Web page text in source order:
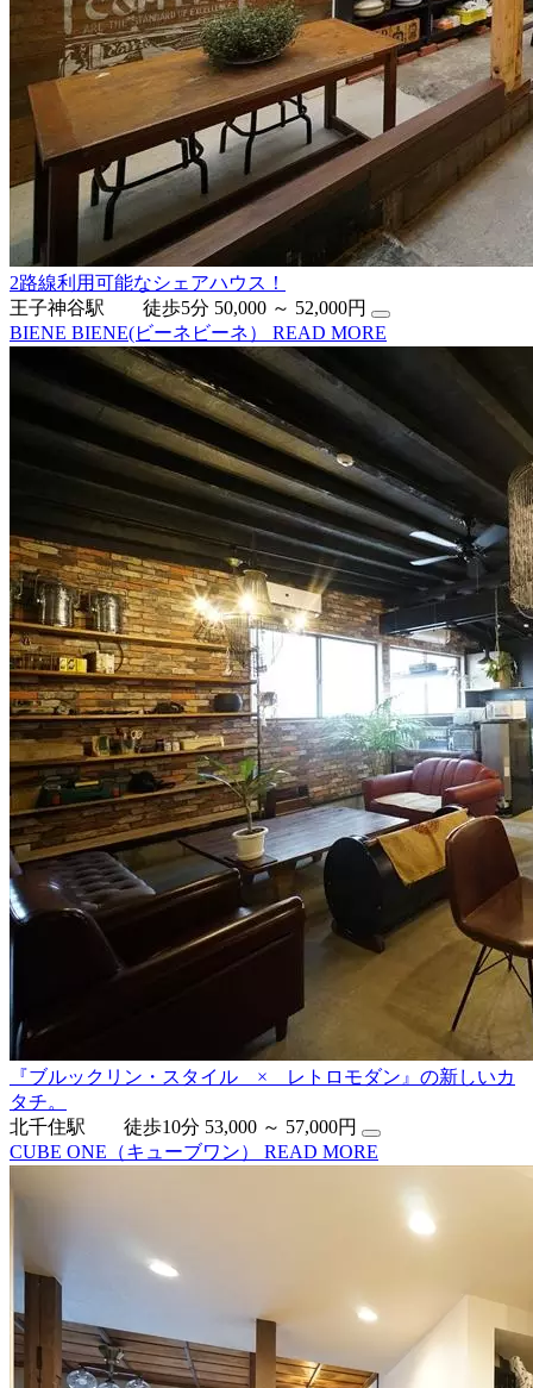
2路線利用可能なシェアハウス！
王子神谷駅 徒歩5分 50,000 ～ 52,000円
BIENE BIENE(ビーネビーネ）
READ MORE
『ブルックリン・スタイル × レトロモダン』の新しいカ
タチ。
北千住駅 徒歩10分 53,000 ～ 57,000円
CUBE ONE（キューブワン）
READ MORE